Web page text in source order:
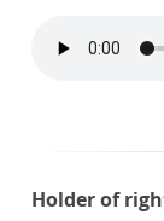
Holder of